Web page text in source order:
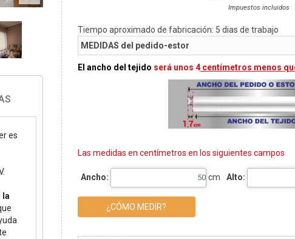
es
la
Impuestos incluidos
Tiempo aproximado de fabricación: 5 dias de trabajo
MEDIDAS del pedido-estor
El ancho del tejido será unos 4centímetros menos
Las medidas en centímetros en los siguientes campos
Ancho: cm Alto:
¿CÓMO MEDIR?